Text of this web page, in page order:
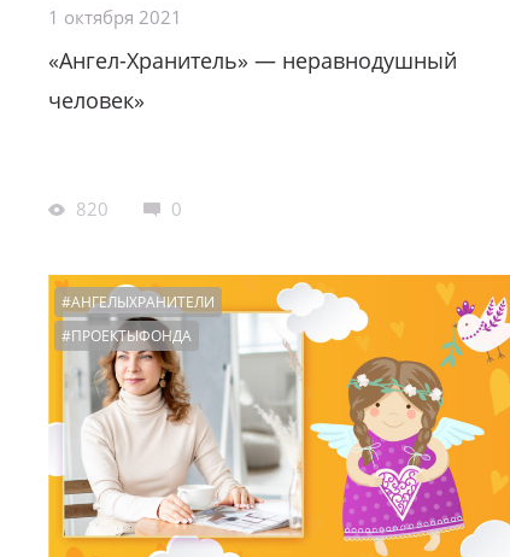
1 октября 2021
«Ангел-Хранитель» — неравнодушный
человек»
820 0
#АНГЕЛЫХРАНИТЕЛИ
#ПРОЕКТЫФОНДА